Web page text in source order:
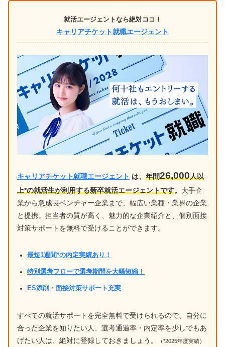
就活エージェントなら絶対ココ！
キャリアチケット就職エージェント
キャリアチケット就職エージェント は、 年間26,000人以
上*の就活生が利用する新卒就活エージェントです。 大手企
業から急成長ベンチャー企業まで、幅広い業種・業界の企業
と提携。担当者の質が高く、魅力的な企業紹介と、個別面接
対策サポートを無料で受けることができます。
最短1週間*の内定実績あり！
特別選考フローで選考期間を大幅短縮！
ES添削・面接対策サポート充実
すべての就活サポートを完全無料で受けられるので、自分に
合った企業を知りたい人、選考通過率・内定率を少しでもあ
げたい人は、絶対に登録しておきましょう。
（*2025年度実績）